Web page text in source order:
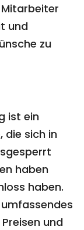
und
zu
ist ein
die sich in
haben
haben.
und